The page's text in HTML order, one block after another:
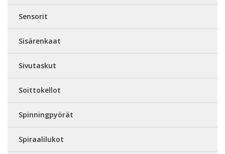
Sensorit
Sisärenkaat
Sivutaskut
Soittokellot
Spinningpyörät
Spiraalilukot